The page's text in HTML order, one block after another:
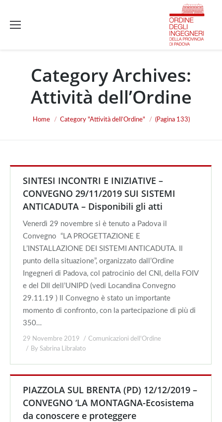
Category Archives:
Attività dell’Ordine
You are here:
Home Category "Attività dell’Ordine" (Pagina 133)
SINTESI INCONTRI E INIZIATIVE –
CONVEGNO 29/11/2019 SUI SISTEMI
ANTICADUTA – Disponibili gli atti
Venerdì 29 novembre si è tenuto a Padova il
Convegno “LA PROGETTAZIONE E
L’INSTALLAZIONE DEI SISTEMI ANTICADUTA. Il
punto della situazione”, organizzato dall’Ordine
Ingegneri di Padova, col patrocinio del CNI, della FOIV
e del DII dell’UNIPD (vedi Locandina Convegno
29.11.19 ) Il Convegno è stato un importante
momento di confronto, con la partecipazione di più di
350…
29 Novembre 2019
Comunicazioni dell'Ordine
By Sabrina Libralato
PIAZZOLA SUL BRENTA (PD) 12/12/2019 –
CONVEGNO ‘LA MONTAGNA-Ecosistema
da conoscere e proteggere